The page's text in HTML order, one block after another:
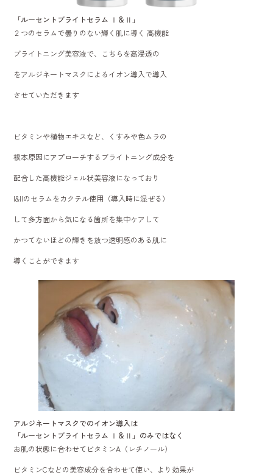
「ルーセントブライトセラム Ⅰ＆Ⅱ」
２つのセラムで曇りのない輝く肌に導く 高機能
ブライトニング美容液で、こちらを高浸透の
をアルジネートマスクによるイオン導入で導入
させていただきます
ビタミンや植物エキスなど、くすみや色ムラの
根本原因にアプローチするブライトニング成分を
配合した高機能ジェル状美容液になっており
I&IIのセラムをカクテル使用（導入時に混ぜる）
して多方面から気になる箇所を集中ケアして
かつてないほどの輝きを放つ透明感のある肌に
導くことができます
アルジネートマスクでのイオン導入は
「ルーセントブライトセラム Ⅰ＆Ⅱ」のみではなく
お肌の状態に合わせてビタミンA（レチノール）
ビタミンCなどの美容成分を合わせて使い、より効果が